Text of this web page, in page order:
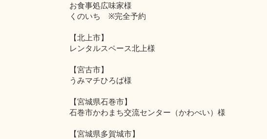
お食事処広味家様
くのいち ※完全予約
【北上市】
レンタルスペース北上様
【宮古市】
うみマチひろば様
【宮城県石巻市】
石巻市かわまち交流センター（かわべい）様
【宮城県多賀城市】